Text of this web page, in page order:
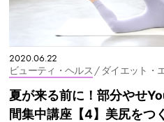
2020.06.22
ビューティ・ヘルス / ダイエット・
夏が来る前に！部分やせ
間集中講座【4】美尻をつ